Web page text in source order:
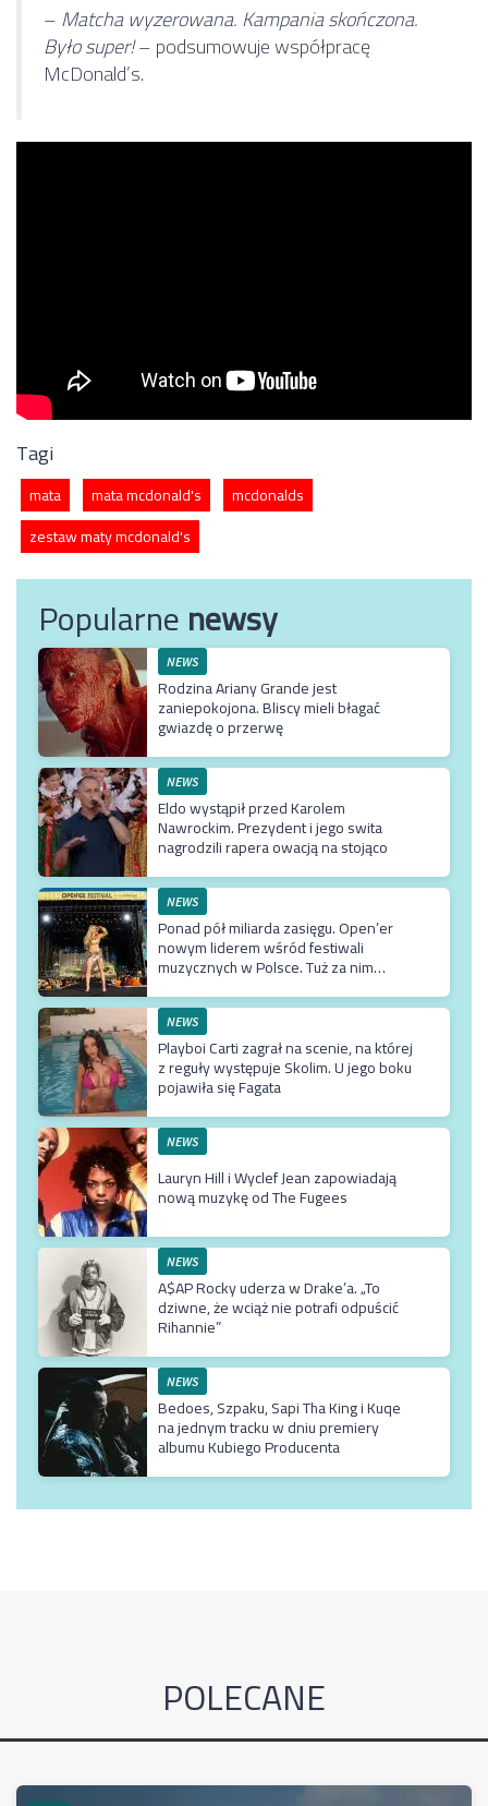
–Matcha wyzerowana. Kampania skończona.
Było super!– podsumowuje współpracę
McDonald’s.
Tagi
mata mata mcdonald's
mcdonalds
zestaw maty mcdonald's
Popularnenewsy
NEWS
Rodzina Ariany Grande jest
zaniepokojona. Bliscy mieli błagać
gwiazdę o przerwę
NEWS
Eldo wystąpił przed Karolem
Nawrockim. Prezydent i jego swita
nagrodzili rapera owacją na stojąco
NEWS
Ponad pół miliarda zasięgu. Open’er
nowym liderem wśród festiwali
muzycznych w Polsce. Tuż za nim
NEWS
Playboi Carti zagrał na scenie, na której
z reguły występuje Skolim. U jego boku
pojawiła się Fagata
NEWS
Lauryn Hill i Wyclef Jean zapowiadają
nową muzykę od The Fugees
NEWS
A$AP Rocky uderza w Drake’a. „To
dziwne, że wciąż nie potrafi odpuścić
Rihannie”
NEWS
Bedoes, Szpaku, Sapi Tha King i Kuqe
na jednym tracku w dniu premiery
albumu Kubiego Producenta
POLECANE